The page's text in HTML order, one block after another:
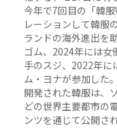
今年で7回目の「韓
レーションして韓服
ランドの海外進出を
ゴム、2024年には女
手のスジ、2022年に
ム・ヨナが参加した。
開発された韓服は、
どの世界主要都市の
ンツを通じて公開され